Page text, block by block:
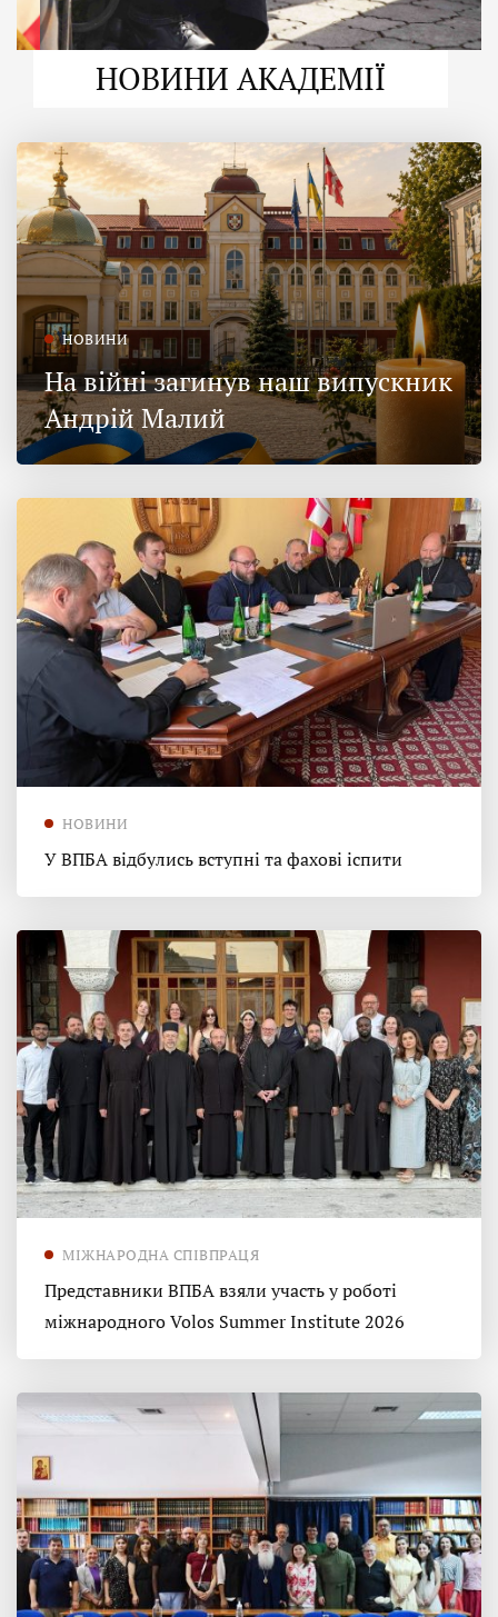
НОВИНИ АКАДЕМІЇ
НОВИНИ
На війні загинув наш випускник
Андрій Малий
НОВИНИ
У ВПБА відбулись вступні та фахові іспити
МІЖНАРОДНА СПІВПРАЦЯ
Представники ВПБА взяли участь у роботі
міжнародного Volos Summer Institute 2026